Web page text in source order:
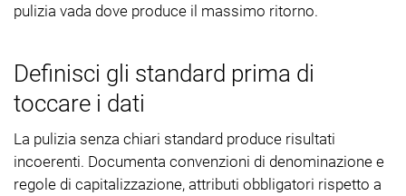
pulizia vada dove produce il massimo ritorno.
Definisci gli standard prima di
toccare i dati
La pulizia senza chiari standard produce risultati
incoerenti. Documenta convenzioni di denominazione e
regole di capitalizzazione, attributi obbligatori rispetto a